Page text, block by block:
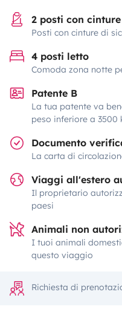
2 posti con cinture
Posti con cinture di
4 posti letto
Comoda zona notte
Patente B
La tua patente va
peso inferiore a 3500
Documento
La carta di
Viaggi all'estero
Il proprietario
paesi
Animali non
I tuoi animali
questo viaggio
Richiesta di